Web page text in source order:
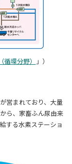
環分野） 」）
営まれており、大量
ら、家畜ふん尿由来
する水素ステーショ